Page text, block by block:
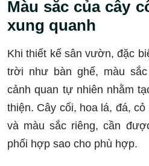
Màu sắc của cây
xung quanh
Khi thiết kế sân vườn, đặc
trời như bàn ghế, màu
cảnh quan tự nhiên nhằm
thiện. Cây cối, hoa lá, đá,
và màu sắc riêng, cần
phối hợp sao cho phù hợp.